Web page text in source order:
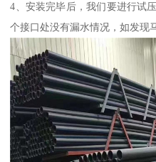
4、安装完毕后，我们要进行试
个接口处没有漏水情况，如发现